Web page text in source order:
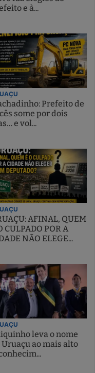
e à...
Prefeito de
some por dois
e vol...
AFINAL, QUEM
CULPADO POR A
NÃO ELEGE...
leva o nome
Uruaçu ao mais alto